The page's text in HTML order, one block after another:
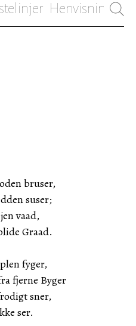
Henvisninger
bruser,
suser;
vaad,
Graad.
fyger,
fjerne Byger
sner,
ser.